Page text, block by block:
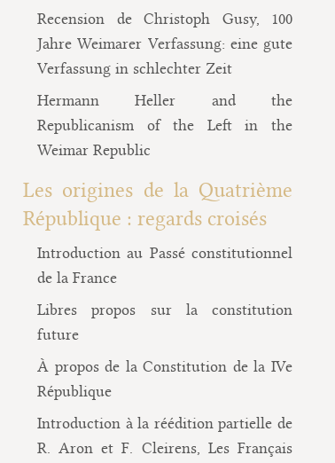
Recension de Christoph Gusy, 100
Jahre Weimarer Verfassung: eine gute
Verfassung in schlechter Zeit
Hermann Heller and the
Republicanism of the Left in the
Weimar Republic
Les origines de la Quatrième
République : regards croisés
Introduction au Passé constitutionnel
de la France
Libres propos sur la constitution
future
À propos de la Constitution de la IVe
République
Introduction à la réédition partielle de
R. Aron et F. Cleirens, Les Français